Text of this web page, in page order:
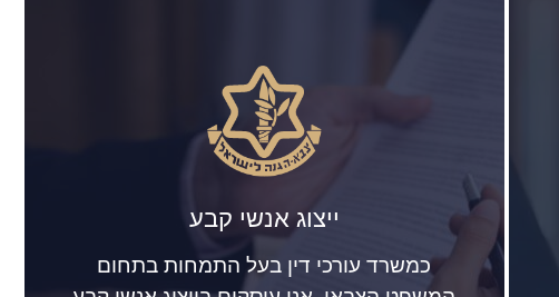
ייצוג אנשי קבע
כמשרד עורכי דין בעל התמחות בתחום